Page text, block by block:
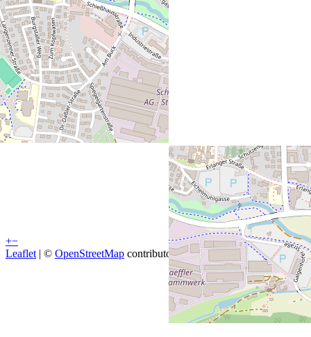
+−
Leaflet | © OpenStreetMap contributors